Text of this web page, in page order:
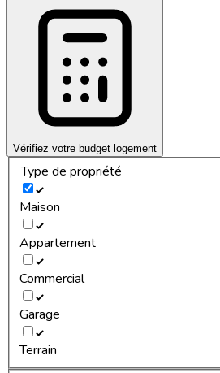
Vérifiez votre budget logement
Type de propriété
Maison
Appartement
Commercial
Garage
Terrain